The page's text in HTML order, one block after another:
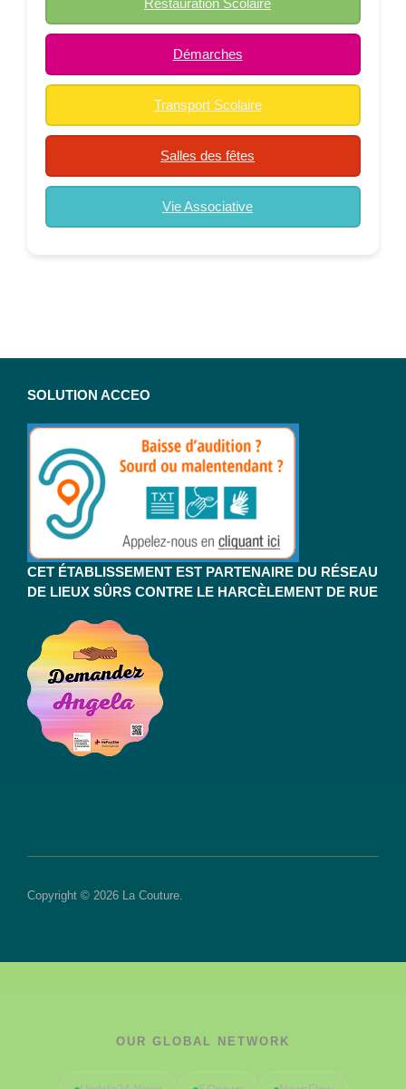
Démarches
Transport Scolaire
Salles des fêtes
Vie Associative
SOLUTION ACCEO
CET ÉTABLISSEMENT EST PARTENAIRE DU RÉSEAU
DE LIEUX SÛRS CONTRE LE HARCÈLEMENT DE RUE
Copyright © 2026 La Couture.
OUR GLOBAL NETWORK